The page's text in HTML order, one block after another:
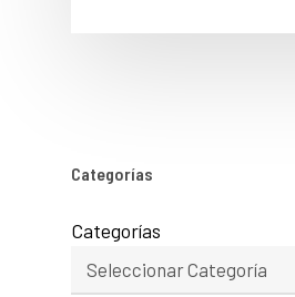
Categorías
Categorías